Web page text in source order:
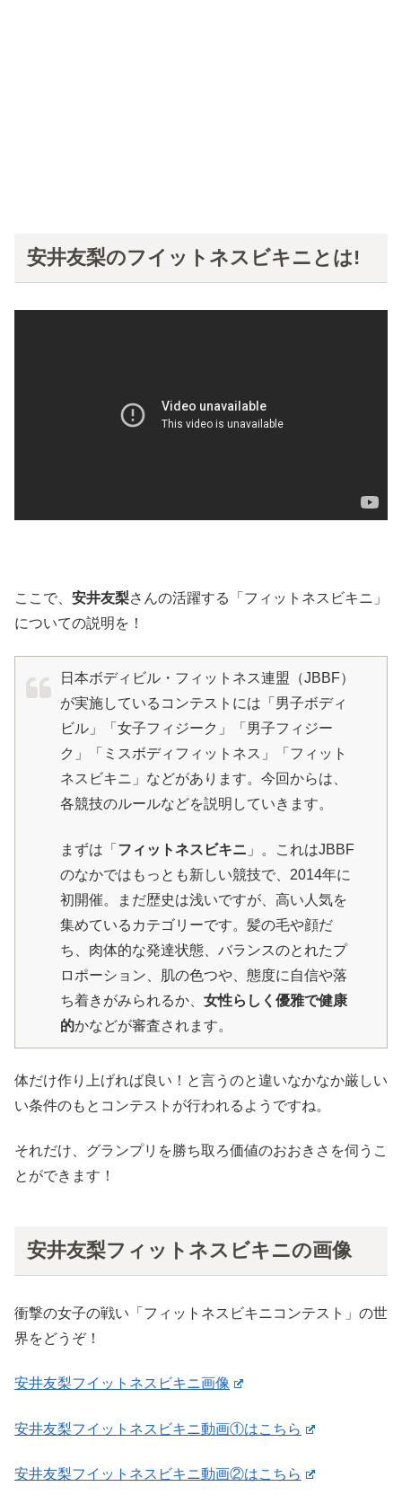
安井友梨のフイットネスビキニとは!
ここで、 安井友梨さんの活躍する「フィットネスビキニ」
についての説明を！
日本ボディビル・フィットネス連盟（JBBF）
が実施しているコンテストには「男子ボディ
ビル」「女子フィジーク」「男子フィジー
ク」「ミスボディフィットネス」「フィット
ネスビキニ」などがあります。今回からは、
各競技のルールなどを説明していきます。
まずは「 フィットネスビキニ 」。これはJBBF
のなかではもっとも新しい競技で、2014年に
初開催。まだ歴史は浅いですが、高い人気を
集めているカテゴリーです。髪の毛や顔だ
ち、肉体的な発達状態、バランスのとれたプ
ロポーション、肌の色つや、態度に自信や落
ち着きがみられるか、 女性らしく優雅で健康
的かなどが審査されます。
体だけ作り上げれば良い！と言うのと違いなかなか厳しい
い条件のもとコンテストが行われるようですね。
それだけ、グランプリを勝ち取ろ価値のおおきさを伺うこ
とができます！
安井友梨フィットネスビキニの画像
衝撃の女子の戦い「フィットネスビキニコンテスト」の世
界をどうぞ！
安井友梨フイットネスビキニ画像
安井友梨フイットネスビキニ動画①はこちら
安井友梨フイットネスビキニ動画②はこちら